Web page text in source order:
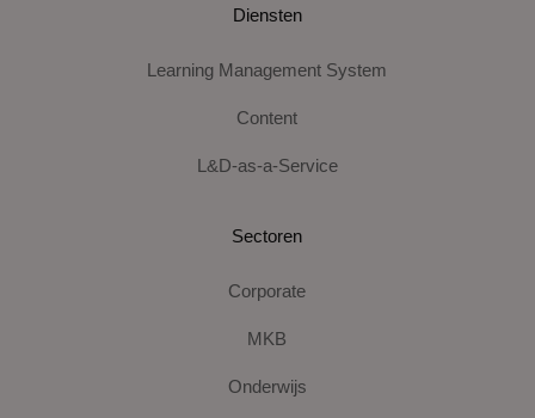
Diensten
Learning Management System
Content
L&D-as-a-Service
Sectoren
Corporate
MKB
Onderwijs